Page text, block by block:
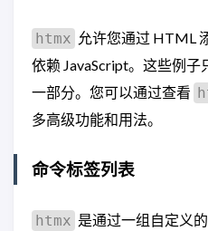
htmx 允许您通过 HTML
依赖 JavaScript。这些例子
一部分。您可以通过查看
多高级功能和用法。
命令标签列表
htmx 是通过一组自定义